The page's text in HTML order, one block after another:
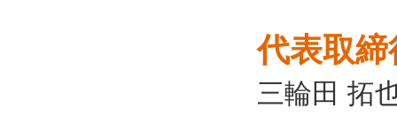
代表取締
三輪田 拓